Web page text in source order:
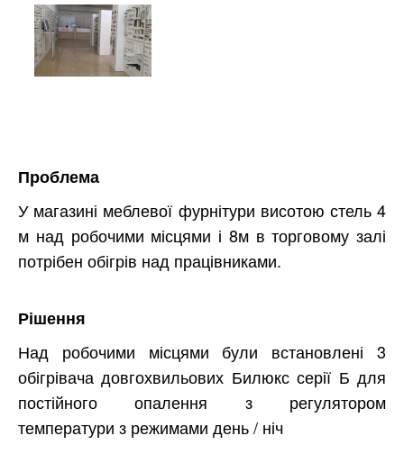
Проблема
У магазині меблевої фурнітури висотою стель 4
м над робочими місцями і 8м в торговому залі
потрібен обігрів над працівниками.
Рішення
Над робочими місцями були встановлені 3
обігрівача довгохвильових Билюкс серії Б для
постійного опалення з регулятором
температури з режимами день / ніч